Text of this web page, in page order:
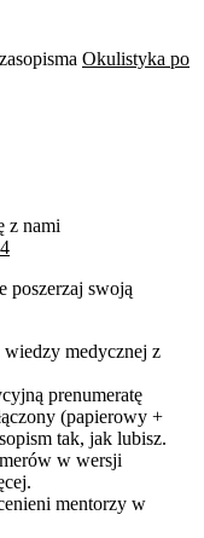
Okulistyka po
z nami
poszerzaj swoją
wiedzy medycznej z
prenumeratę
(papierowy +
tak, jak lubisz.
w wersji
mentorzy w